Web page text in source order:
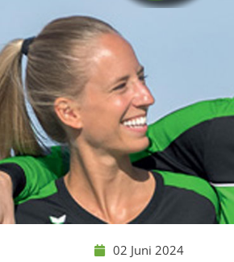
02 Juni 2024